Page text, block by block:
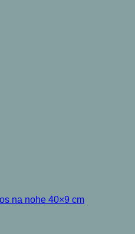
na nohe 40×9 cm